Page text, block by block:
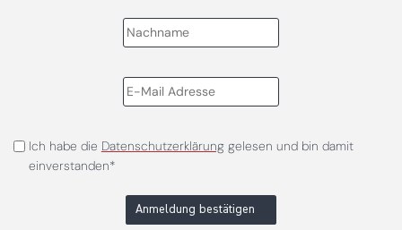
Ich habe die Datenschutzerklärunggelesen und bin damit
einverstanden*
Anmeldung bestätigen